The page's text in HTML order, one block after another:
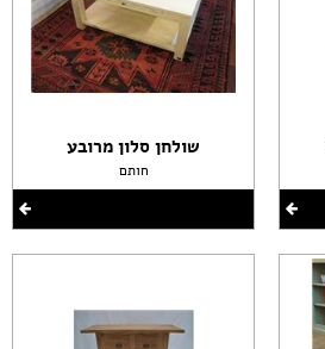
שולחן סלון מרובע
חותם